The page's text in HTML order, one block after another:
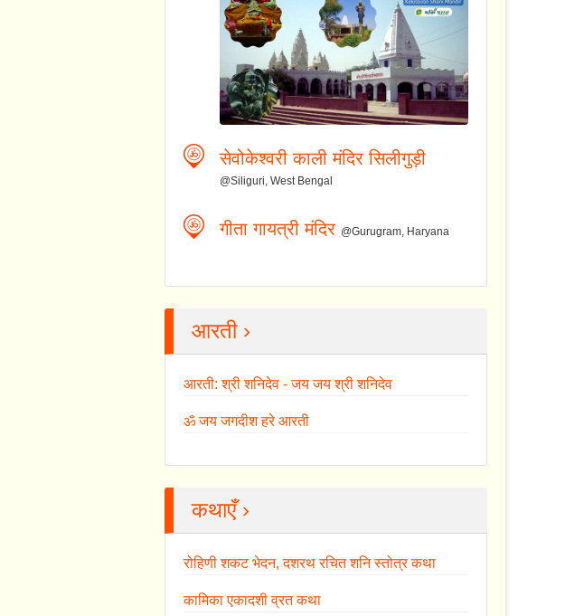
सेवोकेश्वरी काली मंदिर सिलीगुड़ी
@Siliguri, West Bengal
गीता गायत्री मंदिर @Gurugram, Haryana
आरती ›
आरती: श्री शनिदेव - जय जय श्री शनिदेव
ॐ जय जगदीश हरे आरती
कथाएँ ›
रोहिणी शकट भेदन, दशरथ रचित शनि स्तोत्र कथा
कामिका एकादशी व्रत कथा